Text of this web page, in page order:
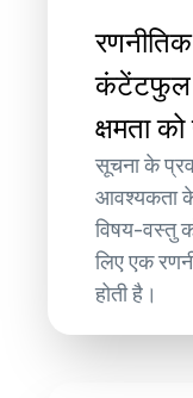
कंटेंटफुल
क्षमता
सूचना के
आवश्यकता के
विषय-वस्तु
लिए एक
होती है।